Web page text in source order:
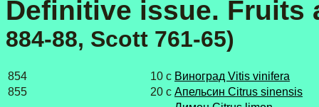
Definitive issue. Fruits
884-88, Scott 761-65)
854 10 с Виноград Vitis vinifera
855
20 с Апельсин Citrus sinensis